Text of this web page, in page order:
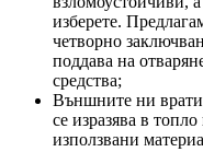
изберете.
четворно
поддава на
средства;
Външните ни врати
се изразява в
използвани